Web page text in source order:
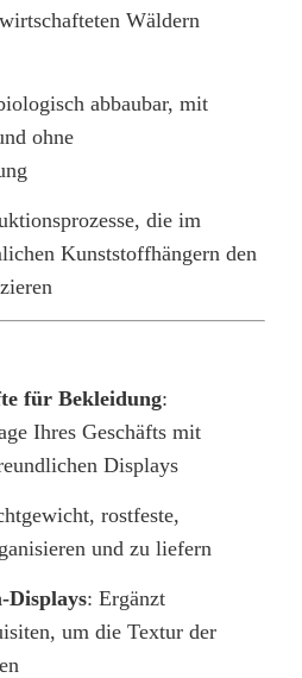
Wäldern
abbaubar, mit
ohne
die im
Kunststoffhängern den
für Bekleidung:
Ihres Geschäfts mit
Displays
rostfeste,
und zu liefern
Displays: Ergänzt
um die Textur der